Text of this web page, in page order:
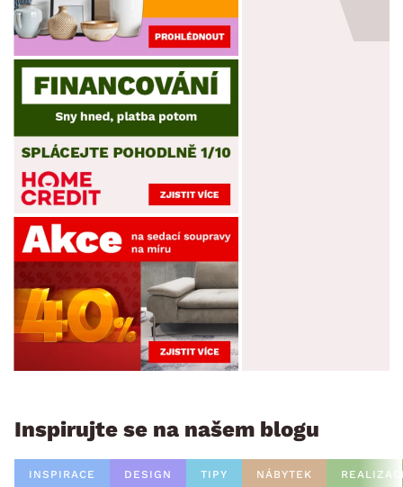
Inspirujte se na našem blogu
INSPIRACE DESIGN TIPY NÁBYTEK